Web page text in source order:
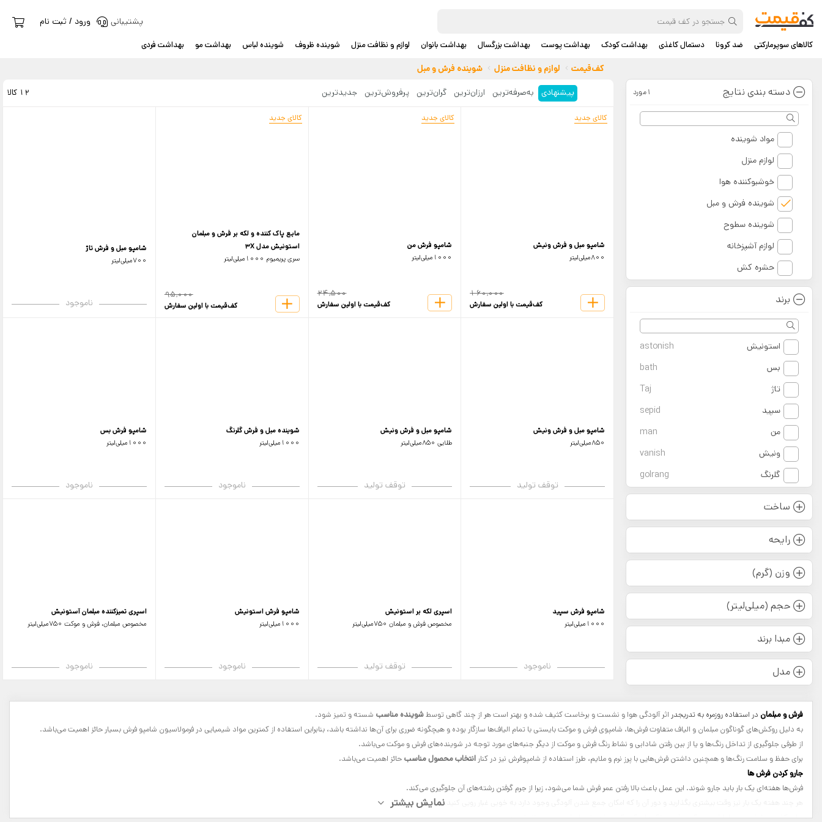
ورود / ثبت نام پشتیبانی
کالاهای سوپرمارکتی ضد کرونا دستمال کاغذی بهداشت کودک بهداشت پوست بهداشت بزرگسال بهداشت بانوان لوازم و نظافت منزل شوینده ظروف شوینده لباس بهداشت مو بهداشت فردی
دسته بندی نتایج 1مورد
مواد شوینده
لوازم منزل
خوشبوکننده هوا
شوینده فرش و مبل
شوینده سطوح
لوازم آشپزخانه
حشره کش
برند
استونیش
astonish
بس
bath
تاژ
Taj
سپید
sepid
من
man
ونیش
vanish
گلرنگ
golrang
ساخت
رایحه
وزن (گرم)
حجم (میلی‌لیتر)
مبدا برند
مدل
کف‌قیمت لوازم و نظافت منزل
شوینده فرش و مبل
پیشنهادی
به‌صرفه‌ترین ارزان‌ترین گران‌ترین پرفروش‌ترین جدید‌ترین 12 کالا
کالای جدید
شامپو مبل و فرش ونیش
800میلی‌لیتر
160,000
کف‌قیمت با اولین سفارش
کالای جدید
شامپو فرش من
1000میلی‌لیتر
24,500
کف‌قیمت با اولین سفارش
کالای جدید
مایع پاک کننده و لکه بر فرش و مبلمان
استونیش مدل 3X
سری پریمیوم 1000میلی‌لیتر
95,000
کف‌قیمت با اولین سفارش
شامپو مبل و فرش تاژ
700میلی‌لیتر
ناموجود
شامپو مبل و فرش ونیش
850میلی‌لیتر
توقف تولید
شامپو مبل و فرش ونیش
طلایی 850میلی‌لیتر
توقف تولید
شوینده مبل و فرش گلرنگ
1000میلی‌لیتر
ناموجود
شامپو فرش بس
1000میلی‌لیتر
ناموجود
شامپو فرش سپید
1000میلی‌لیتر
ناموجود
اسپری لکه بر استونیش
مخصوص فرش و مبلمان 750میلی‌لیتر
توقف تولید
شامپو فرش استونیش
1000میلی‌لیتر
ناموجود
اسپری تمیزکننده مبلمان آستونیش
مخصوص مبلمان،‌ فرش و موکت 750میلی‌لیتر
ناموجود
فرش و مبلمان در استفاده روزمره به تدریجدر اثر آلودگی هوا و نشست و برخاست کثیف شده و بهتر است هر از چند گاهی توسطشوینده مناسب شسته و تمیز شود.
به دلیل روکش‌های گوناگون مبلمان و الیاف متفاوت فرش‌ها، شامپوی فرش و موکت بایستی با تمام الیاف‌ها سازگار بوده و هیچگونه ضرری برای آن‌ها نداشته باشد، بنابراین استفاده از کمترین مواد شیمیایی در فرمولاسیون شامپو فرش بسیار حائز اهمیت می‌باشد.
از طرفی جلوگیری از تداخل رنگ‌ها و یا از بین رفتن شادابی و نشاط رنگ فرش و موکت از دیگر جنبه‌های مورد توجه در شوینده‌های فرش و موکت می‌باشد.
برای حفظ و سلامت رنگ‌ها و همچنین داشتن فرش‌هایی با پرز نرم و ملایم، طرز استفاده از شامپوفرش نیز در کنار انتخاب محصول مناسب حائز اهمیت می‌باشد.
جارو کردن فرش ها
فرش‌ها هفته‌ای یک بار باید جارو شوند. این عمل باعث بالا رفتن عمر فرش شما می‌شود، زیرا از جرم گرفتن رشته‌های آن جلوگیری می‌کند.
هر چند هفته یک بار نیز وقت بیشتری بگذارید و دور آن را که امکان جمع شدن آلودگی وجود دارد به خوبی غبار رویی کنید.
جارو کشیدن فرش خود را با قسمت کردن آن به تکه‌های کوچک در ذهنتان با دقت بیشتری انجام دهید.